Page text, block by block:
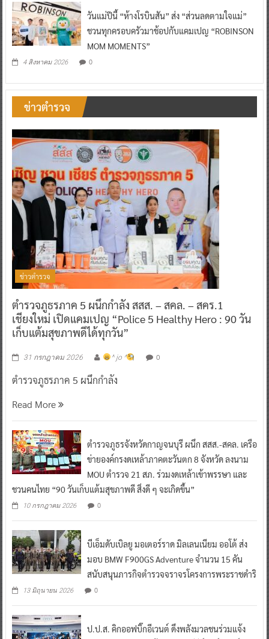
วันแม่ปีนี้ “ห้างโรบินสัน” ส่ง “ส่วนลดตามใจแม่”
ชวนทุกครอบครัวมาช้อปกับแคมเปญ “ROBINSON
MOM MOMENTS”
4 สิงหาคม 2026 0
ข่าวตำรวจ
ข่าวตำรวจ
ตำรวจภูธรภาค 5 ผนึกกำลัง สสส. – สคล. – สคร.1
เชียงใหม่ เปิดแคมเปญ “Police 5 Healthy Hero : 90 วัน
เก็บแต้มสุขภาพดีได้ทุกวัน”
31 กรกฎาคม 2026 ^ jo ^ 0
ตำรวจภูธรภาค 5 ผนึกกำลัง
Read More
ตำรวจภูธรจังหวัดกาญจนบุรี ผนึก สสส.-สคล. เครือ
ข่ายองค์กรงดเหล้าภาคตะวันตก 8 จังหวัด ลงนาม
MOU ตำรวจ 21 สภ. ร่วมงดเหล้าเข้าพรรษา และ
ชวนคนไทย “90 วันเก็บแต้มสุขภาพดี สิ่งดี ๆ จะเกิดขึ้น”
10 กรกฎาคม 2026 0
บีเอ็มดับเบิลยู มอเตอร์ราด มิลเลนเนียม ออโต้ ส่ง
มอบ BMW F900GS Adventure จำนวน 15 คัน
สนับสนุนภารกิจตำรวจจราจรโครงการพระราชดำริ
13 มิถุนายน 2026 0
ป.ป.ส. คิกออฟบิ๊กอีเวนต์ ดึงพลังมวลชนร่วมแจ้ง